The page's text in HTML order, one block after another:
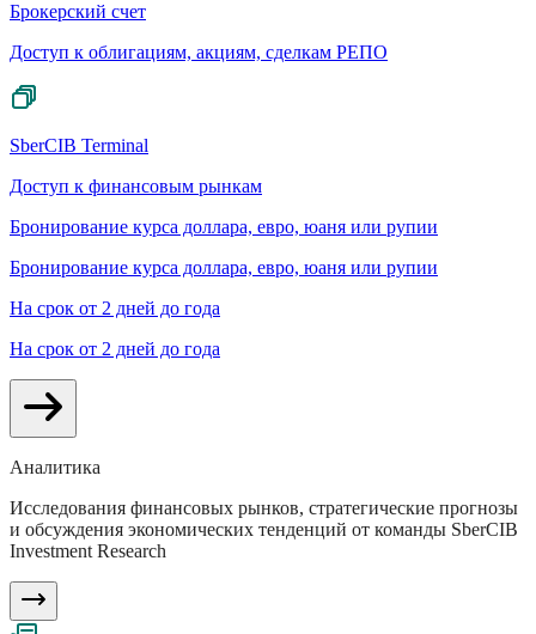
Брокерский счет
Доступ к облигациям, акциям, сделкам РЕПО
SberCIB Terminal
Доступ к финансовым рынкам
Бронирование курса доллара, евро, юаня или рупии
Бронирование курса доллара, евро, юаня или рупии
На срок от 2 дней до года
На срок от 2 дней до года
Аналитика
Исследования финансовых рынков, стратегические прогнозы
и обсуждения экономических тенденций от команды SberCIB
Investment Research